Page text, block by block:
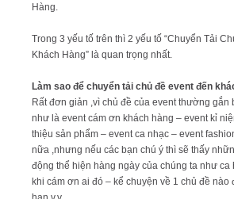
Hàng.
Trong 3 yếu tố trên thì 2 yếu tố “Chuyển Tải
Khách Hàng” là quan trọng nhất.
Làm sao để chuyển tải chủ đề event đến
Rất đơn giản ,vì chủ đề của event thường
như là event cám ơn khách hàng – event kỉ
thiệu sản phẩm – event ca nhạc – event
nữa ,nhưng nếu các bạn chú ý thì sẽ thấy
động thể hiện hàng ngày của chúng ta như
khi cám ơn ai đó – kể chuyện về 1 chủ đề